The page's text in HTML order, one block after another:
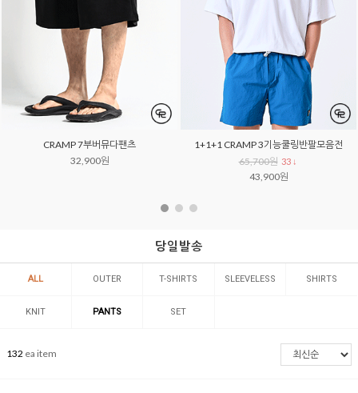
CRAMP 7부버뮤다팬츠
32,900원
1+1+1 CRAMP 3기능쿨링반팔모음전
65,700원 33 ↓
43,900원
당일발송
ALL OUTER T-SHIRTS SLEEVELESS SHIRTS
KNIT PANTS SET
132 ea item